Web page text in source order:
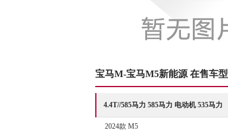
宝马M-宝马M5新能源 在售车型
4.4T//585马力 585马力 电动机 535马力
2024款 M5